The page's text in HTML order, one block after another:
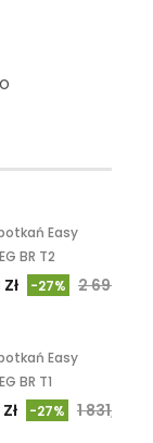
Easy
BR T2
-27% 2 694,93 Zł
Easy
BR T1
-27% 1 831,47 Zł